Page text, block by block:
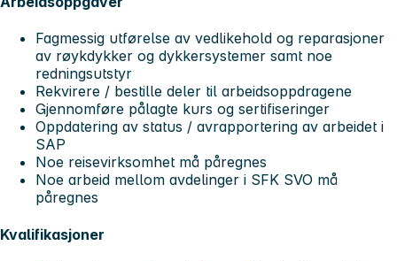
Fagmessig utførelse av vedlikehold og reparasjoner
av røykdykker og dykkersystemer samt noe
redningsutstyr
Rekvirere / bestille deler til arbeidsoppdragene
Gjennomføre pålagte kurs og sertifiseringer
Oppdatering av status / avrapportering av arbeidet i
SAP
Noe reisevirksomhet må påregnes
Noe arbeid mellom avdelinger i SFK SVO må
påregnes
Kvalifikasjoner